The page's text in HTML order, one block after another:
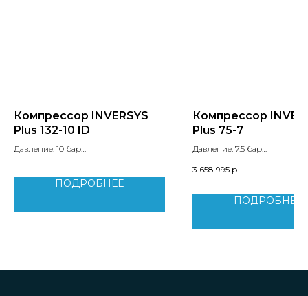
Компрессор INVERSYS
Plus 132-10 ID
Давление: 10 бар
Уровень шума: 78 дБ
ПОДРОБНЕЕ
Компрессор
Plus 75-7
Давление: 7.5 бар
Мощность двигателя: 75 кВт
3 658 995 р.
ПОДРОБНЕЕ